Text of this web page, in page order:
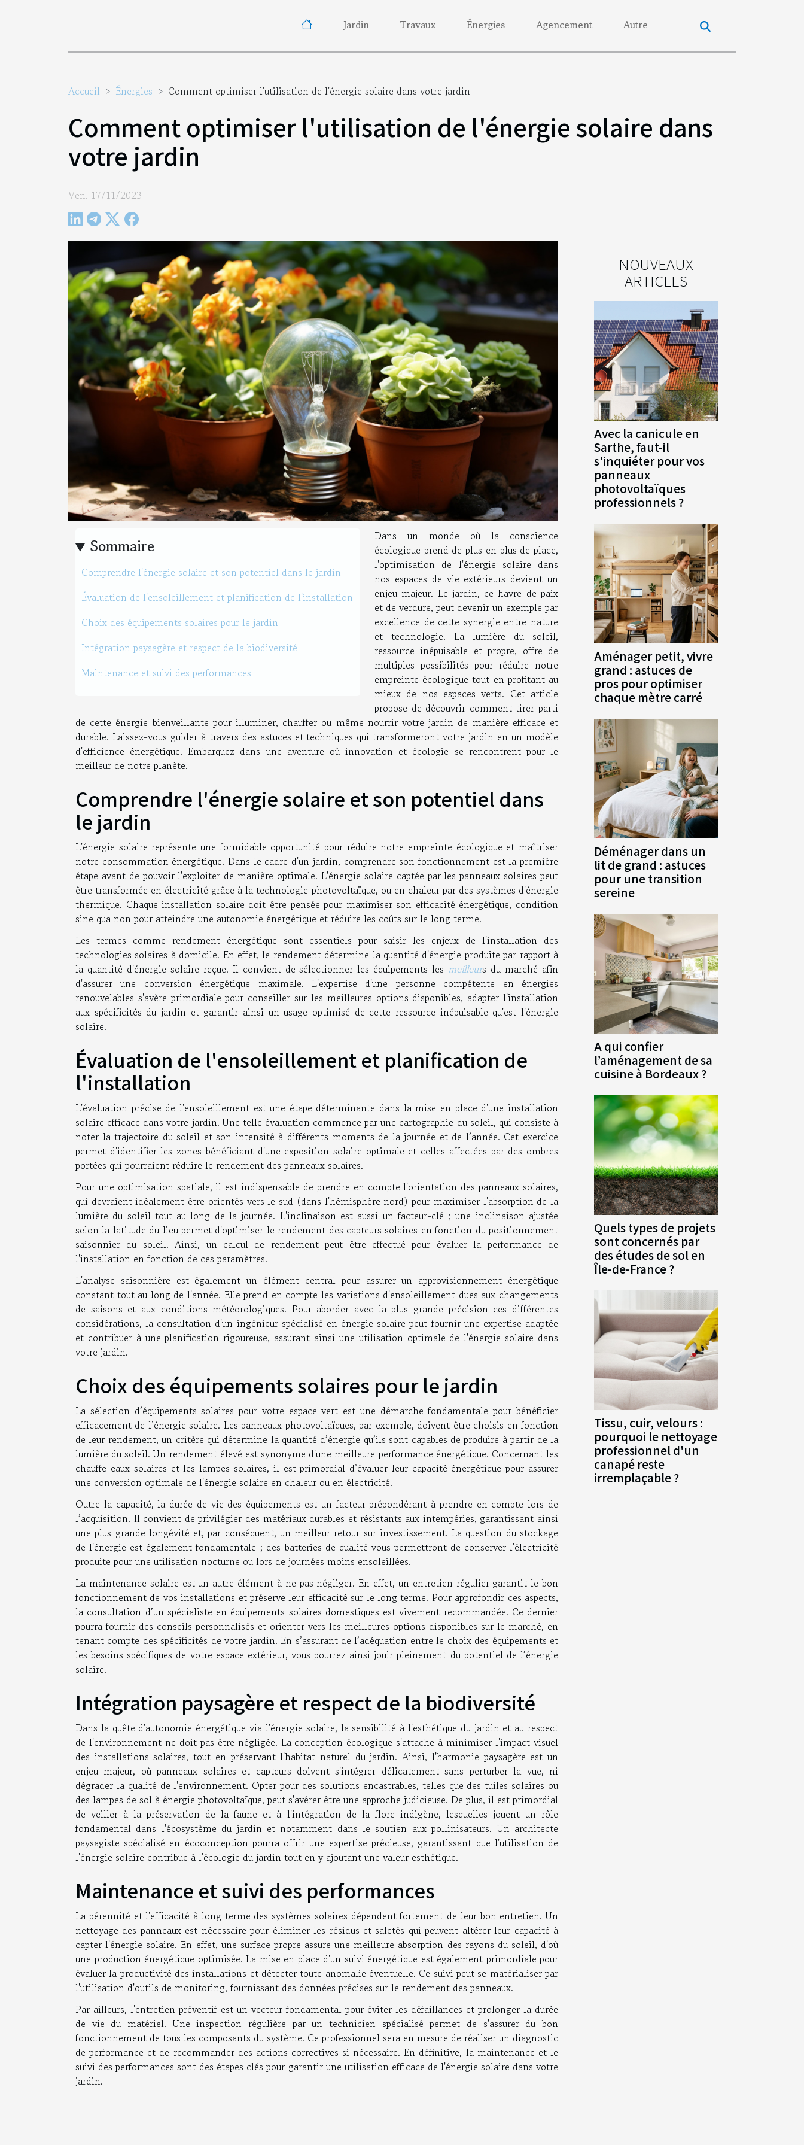
Jardin Travaux Énergies Agencement Autre
Accueil Énergies Comment optimiser l'utilisation de l'énergie solaire dans votre jardin
Comment optimiser l'utilisation de l'énergie solaire dans
votre jardin
Ven. 17/11/2023
Sommaire
Comprendre l'énergie solaire et son potentiel dans le jardin
Évaluation de l'ensoleillement et planification de l'installation
Choix des équipements solaires pour le jardin
Intégration paysagère et respect de la biodiversité
Maintenance et suivi des performances
Dans un monde où la conscience
écologique prend de plus en plus de place,
l'optimisation de l'énergie solaire dans
nos espaces de vie extérieurs devient un
enjeu majeur. Le jardin, ce havre de paix
et de verdure, peut devenir un exemple par
excellence de cette synergie entre nature
et technologie. La lumière du soleil,
ressource inépuisable et propre, offre de
multiples possibilités pour réduire notre
empreinte écologique tout en profitant au
mieux de nos espaces verts. Cet article
propose de découvrir comment tirer parti
de cette énergie bienveillante pour illuminer, chauffer ou même nourrir votre jardin de manière efficace et
durable. Laissez-vous guider à travers des astuces et techniques qui transformeront votre jardin en un modèle
d'efficience énergétique. Embarquez dans une aventure où innovation et écologie se rencontrent pour le
meilleur de notre planète.
Comprendre l'énergie solaire et son potentiel dans
le jardin
L'énergie solaire représente une formidable opportunité pour réduire notre empreinte écologique et maîtriser
notre consommation énergétique. Dans le cadre d'un jardin, comprendre son fonctionnement est la première
étape avant de pouvoir l'exploiter de manière optimale. L'énergie solaire captée par les panneaux solaires peut
être transformée en électricité grâce à la technologie photovoltaïque, ou en chaleur par des systèmes d'énergie
thermique. Chaque installation solaire doit être pensée pour maximiser son efficacité énergétique, condition
sine qua non pour atteindre une autonomie énergétique et réduire les coûts sur le long terme.
Les termes comme rendement énergétique sont essentiels pour saisir les enjeux de l'installation des
technologies solaires à domicile. En effet, le rendement détermine la quantité d'énergie produite par rapport à
la quantité d'énergie solaire reçue. Il convient de sélectionner les équipements les meilleurs du marché afin
d'assurer une conversion énergétique maximale. L'expertise d'une personne compétente en énergies
renouvelables s'avère primordiale pour conseiller sur les meilleures options disponibles, adapter l'installation
aux spécificités du jardin et garantir ainsi un usage optimisé de cette ressource inépuisable qu'est l'énergie
solaire.
Évaluation de l'ensoleillement et planification de
l'installation
L'évaluation précise de l'ensoleillement est une étape déterminante dans la mise en place d'une installation
solaire efficace dans votre jardin. Une telle évaluation commence par une cartographie du soleil, qui consiste à
noter la trajectoire du soleil et son intensité à différents moments de la journée et de l’année. Cet exercice
permet d'identifier les zones bénéficiant d'une exposition solaire optimale et celles affectées par des ombres
portées qui pourraient réduire le rendement des panneaux solaires.
Pour une optimisation spatiale, il est indispensable de prendre en compte l'orientation des panneaux solaires,
qui devraient idéalement être orientés vers le sud (dans l'hémisphère nord) pour maximiser l'absorption de la
lumière du soleil tout au long de la journée. L'inclinaison est aussi un facteur-clé ; une inclinaison ajustée
selon la latitude du lieu permet d'optimiser le rendement des capteurs solaires en fonction du positionnement
saisonnier du soleil. Ainsi, un calcul de rendement peut être effectué pour évaluer la performance de
l'installation en fonction de ces paramètres.
L'analyse saisonnière est également un élément central pour assurer un approvisionnement énergétique
constant tout au long de l'année. Elle prend en compte les variations d'ensoleillement dues aux changements
de saisons et aux conditions météorologiques. Pour aborder avec la plus grande précision ces différentes
considérations, la consultation d'un ingénieur spécialisé en énergie solaire peut fournir une expertise adaptée
et contribuer à une planification rigoureuse, assurant ainsi une utilisation optimale de l'énergie solaire dans
votre jardin.
Choix des équipements solaires pour le jardin
La sélection d’équipements solaires pour votre espace vert est une démarche fondamentale pour bénéficier
efficacement de l’énergie solaire. Les panneaux photovoltaïques, par exemple, doivent être choisis en fonction
de leur rendement, un critère qui détermine la quantité d’énergie qu’ils sont capables de produire à partir de la
lumière du soleil. Un rendement élevé est synonyme d'une meilleure performance énergétique. Concernant les
chauffe-eaux solaires et les lampes solaires, il est primordial d’évaluer leur capacité énergétique pour assurer
une conversion optimale de l'énergie solaire en chaleur ou en électricité.
Outre la capacité, la durée de vie des équipements est un facteur prépondérant à prendre en compte lors de
l’acquisition. Il convient de privilégier des matériaux durables et résistants aux intempéries, garantissant ainsi
une plus grande longévité et, par conséquent, un meilleur retour sur investissement. La question du stockage
de l'énergie est également fondamentale ; des batteries de qualité vous permettront de conserver l'électricité
produite pour une utilisation nocturne ou lors de journées moins ensoleillées.
La maintenance solaire est un autre élément à ne pas négliger. En effet, un entretien régulier garantit le bon
fonctionnement de vos installations et préserve leur efficacité sur le long terme. Pour approfondir ces aspects,
la consultation d’un spécialiste en équipements solaires domestiques est vivement recommandée. Ce dernier
pourra fournir des conseils personnalisés et orienter vers les meilleures options disponibles sur le marché, en
tenant compte des spécificités de votre jardin. En s’assurant de l’adéquation entre le choix des équipements et
les besoins spécifiques de votre espace extérieur, vous pourrez ainsi jouir pleinement du potentiel de l’énergie
solaire.
Intégration paysagère et respect de la biodiversité
Dans la quête d'autonomie énergétique via l'énergie solaire, la sensibilité à l'esthétique du jardin et au respect
de l'environnement ne doit pas être négligée. La conception écologique s'attache à minimiser l'impact visuel
des installations solaires, tout en préservant l'habitat naturel du jardin. Ainsi, l'harmonie paysagère est un
enjeu majeur, où panneaux solaires et capteurs doivent s'intégrer délicatement sans perturber la vue, ni
dégrader la qualité de l'environnement. Opter pour des solutions encastrables, telles que des tuiles solaires ou
des lampes de sol à énergie photovoltaïque, peut s'avérer être une approche judicieuse. De plus, il est primordial
de veiller à la préservation de la faune et à l'intégration de la flore indigène, lesquelles jouent un rôle
fondamental dans l'écosystème du jardin et notamment dans le soutien aux pollinisateurs. Un architecte
paysagiste spécialisé en écoconception pourra offrir une expertise précieuse, garantissant que l'utilisation de
l'énergie solaire contribue à l'écologie du jardin tout en y ajoutant une valeur esthétique.
Maintenance et suivi des performances
La pérennité et l'efficacité à long terme des systèmes solaires dépendent fortement de leur bon entretien. Un
nettoyage des panneaux est nécessaire pour éliminer les résidus et saletés qui peuvent altérer leur capacité à
capter l'énergie solaire. En effet, une surface propre assure une meilleure absorption des rayons du soleil, d'où
une production énergétique optimisée. La mise en place d'un suivi énergétique est également primordiale pour
évaluer la productivité des installations et détecter toute anomalie éventuelle. Ce suivi peut se matérialiser par
l'utilisation d'outils de monitoring, fournissant des données précises sur le rendement des panneaux.
Par ailleurs, l'entretien préventif est un vecteur fondamental pour éviter les défaillances et prolonger la durée
de vie du matériel. Une inspection régulière par un technicien spécialisé permet de s'assurer du bon
fonctionnement de tous les composants du système. Ce professionnel sera en mesure de réaliser un diagnostic
de performance et de recommander des actions correctives si nécessaire. En définitive, la maintenance et le
suivi des performances sont des étapes clés pour garantir une utilisation efficace de l'énergie solaire dans votre
jardin.
NOUVEAUX
ARTICLES
Avec la canicule en
Sarthe, faut-il
s'inquiéter pour vos
panneaux
photovoltaïques
professionnels ?
Aménager petit, vivre
grand : astuces de
pros pour optimiser
chaque mètre carré
Déménager dans un
lit de grand : astuces
pour une transition
sereine
A qui confier
l’aménagement de sa
cuisine à Bordeaux ?
Quels types de projets
sont concernés par
des études de sol en
Île-de-France ?
Tissu, cuir, velours :
pourquoi le nettoyage
professionnel d'un
canapé reste
irremplaçable ?